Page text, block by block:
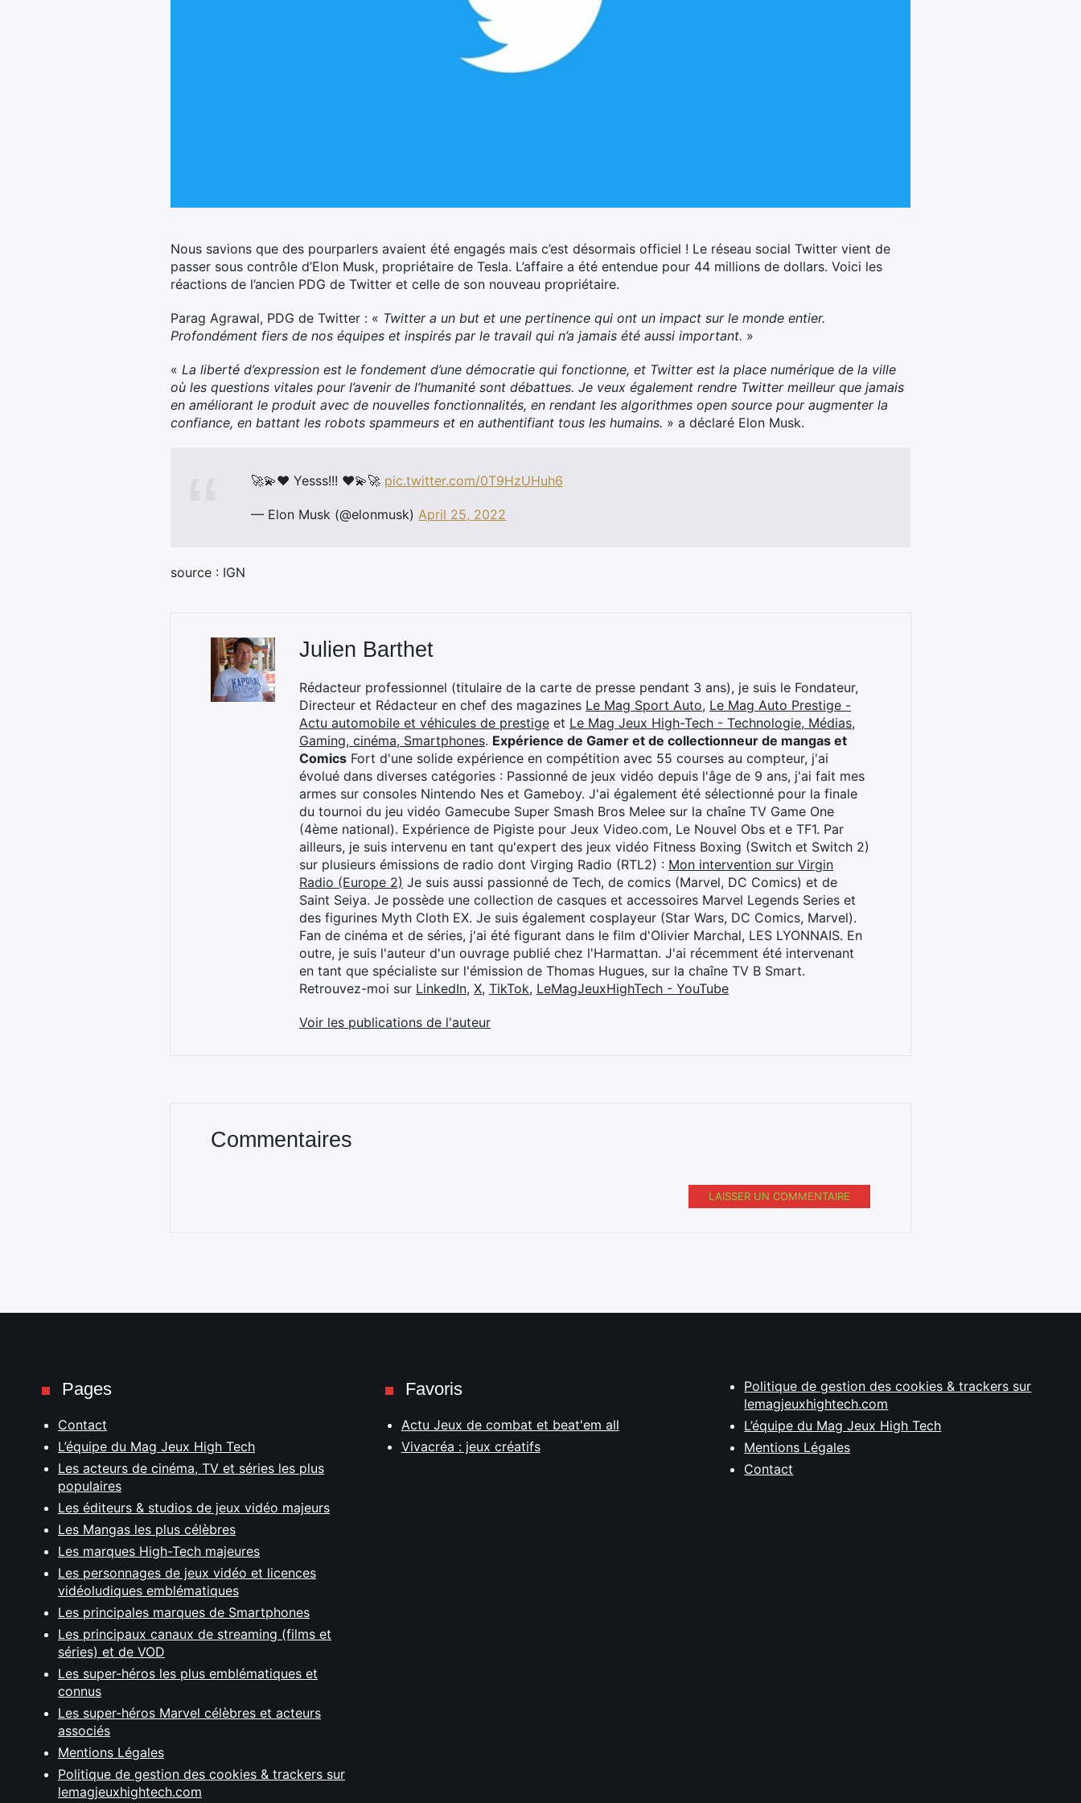
Nous savions que des pourparlers avaient été engagés mais c’est désormais officiel ! Le réseau social Twitter vient de
passer sous contrôle d’Elon Musk, propriétaire de Tesla. L’affaire a été entendue pour 44 millions de dollars. Voici les
réactions de l’ancien PDG de Twitter et celle de son nouveau propriétaire.
Parag Agrawal, PDG de Twitter : « Twitter a un but et une pertinence qui ont un impact sur le monde entier.
Profondément fiers de nos équipes et inspirés par le travail qui n’a jamais été aussi important. »
« La liberté d’expression est le fondement d’une démocratie qui fonctionne, et Twitter est la place numérique de la ville
où les questions vitales pour l’avenir de l’humanité sont débattues. Je veux également rendre Twitter meilleur que jamais
en améliorant le produit avec de nouvelles fonctionnalités, en rendant les algorithmes open source pour augmenter la
confiance, en battant les robots spammeurs et en authentifiant tous les humains. » a déclaré Elon Musk.
🚀💫♥️ Yesss!!! ♥️💫🚀 pic.twitter.com/0T9HzUHuh6
— Elon Musk (@elonmusk) April 25, 2022
source : IGN
Julien Barthet
Rédacteur professionnel (titulaire de la carte de presse pendant 3 ans), je suis le Fondateur,
Directeur et Rédacteur en chef des magazines Le Mag Sport Auto, Le Mag Auto Prestige -
Actu automobile et véhicules de prestige et Le Mag Jeux High-Tech - Technologie, Médias,
Gaming, cinéma, Smartphones. Expérience de Gamer et de collectionneur de mangas et
Comics Fort d'une solide expérience en compétition avec 55 courses au compteur, j'ai
évolué dans diverses catégories : Passionné de jeux vidéo depuis l'âge de 9 ans, j'ai fait mes
armes sur consoles Nintendo Nes et Gameboy. J'ai également été sélectionné pour la finale
du tournoi du jeu vidéo Gamecube Super Smash Bros Melee sur la chaîne TV Game One
(4ème national). Expérience de Pigiste pour Jeux Video.com, Le Nouvel Obs et e TF1. Par
ailleurs, je suis intervenu en tant qu'expert des jeux vidéo Fitness Boxing (Switch et Switch 2)
sur plusieurs émissions de radio dont Virging Radio (RTL2) : Mon intervention sur Virgin
Radio (Europe 2) Je suis aussi passionné de Tech, de comics (Marvel, DC Comics) et de
Saint Seiya. Je possède une collection de casques et accessoires Marvel Legends Series et
des figurines Myth Cloth EX. Je suis également cosplayeur (Star Wars, DC Comics, Marvel).
Fan de cinéma et de séries, j'ai été figurant dans le film d'Olivier Marchal, LES LYONNAIS. En
outre, je suis l'auteur d'un ouvrage publié chez l'Harmattan. J'ai récemment été intervenant
en tant que spécialiste sur l'émission de Thomas Hugues, sur la chaîne TV B Smart.
Retrouvez-moi sur LinkedIn, X, TikTok, LeMagJeuxHighTech - YouTube
Voir les publications de l'auteur
Commentaires
LAISSER UN COMMENTAIRE
Pages
Contact
L’équipe du Mag Jeux High Tech
Les acteurs de cinéma, TV et séries les plus
populaires
Les éditeurs & studios de jeux vidéo majeurs
Les Mangas les plus célèbres
Les marques High-Tech majeures
Les personnages de jeux vidéo et licences
vidéoludiques emblématiques
Les principales marques de Smartphones
Les principaux canaux de streaming (films et
séries) et de VOD
Les super-héros les plus emblématiques et
connus
Les super-héros Marvel célèbres et acteurs
associés
Mentions Légales
Politique de gestion des cookies & trackers sur
lemagjeuxhightech.com
Favoris
Actu Jeux de combat et beat'em all
Vivacréa : jeux créatifs
Politique de gestion des cookies & trackers sur
lemagjeuxhightech.com
L’équipe du Mag Jeux High Tech
Mentions Légales
Contact